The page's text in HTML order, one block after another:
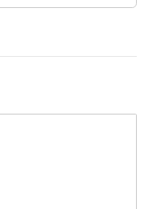
営
の変更の通知